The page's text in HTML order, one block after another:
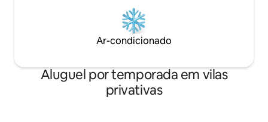
Ar-condicionado
Aluguel por temporada em vilas
privativas